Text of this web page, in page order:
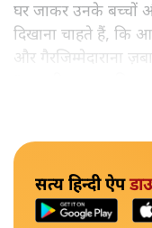
घर जाकर उनके बच्चों
दिखाना चाहते हैं, कि
और गैरजिम्मेदाराना
सत्य हिन्दी ऐप